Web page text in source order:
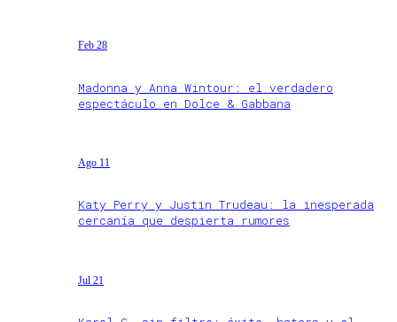
Feb 28
Madonna y Anna Wintour: el verdadero
espectáculo en Dolce & Gabbana
Ago 11
Katy Perry y Justin Trudeau: la inesperada
cercanía que despierta rumores
Jul 21